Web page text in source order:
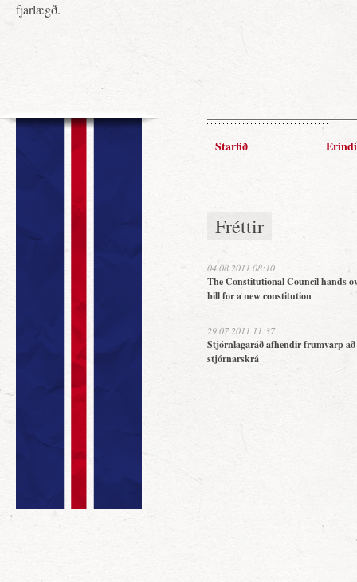
fjarlægð.
Starfið Erindi
Fréttir
04.08.2011 08:10
The Constitutional Council hands
bill for a new constitution
29.07.2011 11:37
Stjórnlagaráð afhendir frumvarp
stjórnarskrá